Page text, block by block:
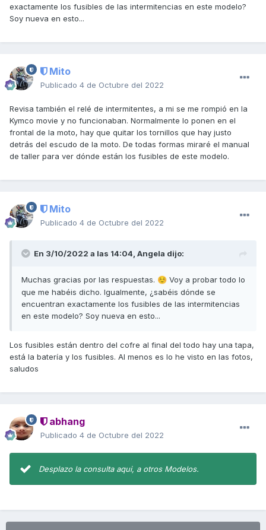
exactamente los fusibles de las intermitencias en este modelo?
Soy nueva en esto...
Mito
Publicado 4 de Octubre del 2022
Revisa también el relé de intermitentes, a mi se me rompió en la
Kymco movie y no funcionaban. Normalmente lo ponen en el
frontal de la moto, hay que quitar los tornillos que hay justo
detrás del escudo de la moto. De todas formas miraré el manual
de taller para ver dónde están los fusibles de este modelo.
Mito
Publicado 4 de Octubre del 2022
En 3/10/2022 a las 14:04, Angela dijo:
Muchas gracias por las respuestas. ☺️ Voy a probar todo lo
que me habéis dicho. Igualmente, ¿sabéis dónde se
encuentran exactamente los fusibles de las intermitencias
en este modelo? Soy nueva en esto...
Los fusibles están dentro del cofre al final del todo hay una tapa,
está la batería y los fusibles. Al menos es lo he visto en las fotos,
saludos
abhang
Publicado 4 de Octubre del 2022
Desplazo la consulta aqui, a otros Modelos.